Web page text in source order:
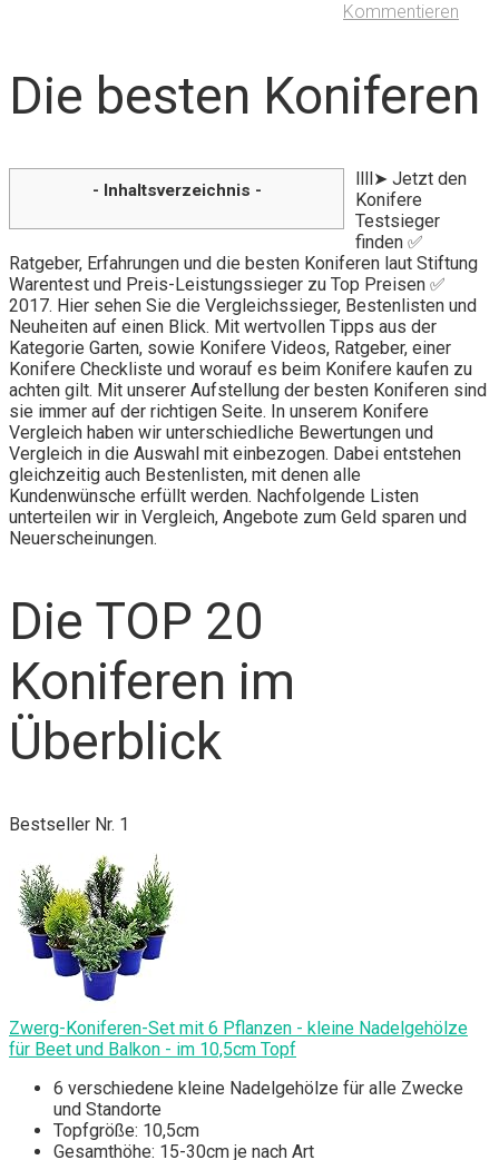
Kommentieren
Die besten Koniferen
- Inhaltsverzeichnis -
llll➤ Jetzt den
Konifere
Testsieger
finden ✅
Ratgeber, Erfahrungen und die besten Koniferen laut Stiftung
Warentest und Preis-Leistungssieger zu Top Preisen ✅
2017. Hier sehen Sie die Vergleichssieger, Bestenlisten und
Neuheiten auf einen Blick. Mit wertvollen Tipps aus der
Kategorie Garten, sowie Konifere Videos, Ratgeber, einer
Konifere Checkliste und worauf es beim Konifere kaufen zu
achten gilt. Mit unserer Aufstellung der besten Koniferen sind
sie immer auf der richtigen Seite. In unserem Konifere
Vergleich haben wir unterschiedliche Bewertungen und
Vergleich in die Auswahl mit einbezogen. Dabei entstehen
gleichzeitig auch Bestenlisten, mit denen alle
Kundenwünsche erfüllt werden. Nachfolgende Listen
unterteilen wir in Vergleich, Angebote zum Geld sparen und
Neuerscheinungen.
Die TOP 20
Koniferen im
Überblick
Bestseller Nr. 1
Zwerg-Koniferen-Set mit 6 Pflanzen - kleine Nadelgehölze
für Beet und Balkon - im 10,5cm Topf
6 verschiedene kleine Nadelgehölze für alle Zwecke
und Standorte
Topfgröße: 10,5cm
Gesamthöhe: 15-30cm je nach Art